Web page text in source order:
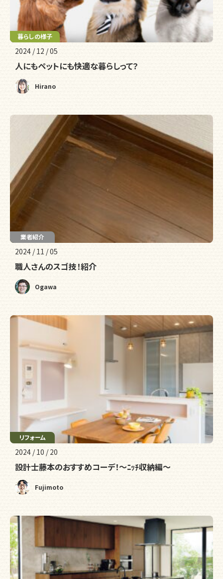
リフォーム
暮らしの様子
2024 / 12 / 05
人にもペットにも快適な暮らしって？
Hirano
リフォーム
業者紹介
2024 / 11 / 05
職人さんのスゴ技！紹介
Ogawa
リフォーム
2024 / 10 / 20
設計士藤本のおすすめコーデ！～ﾆｯﾁ収納編～
Fujimoto